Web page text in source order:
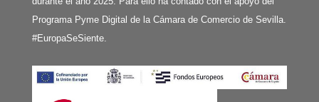
Programa Pyme Digital de la Cámara de Comercio de Sevilla.
#EuropaSeSiente.